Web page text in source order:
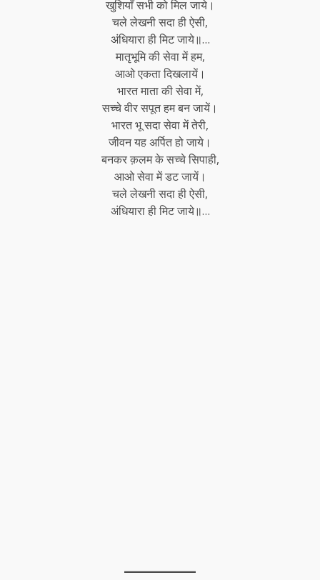
खुशियाँ सभी को मिल जाये।
चले लेखनी सदा ही ऐसी,
अंधियारा ही मिट जाये॥…
मातृभूमि की सेवा में हम,
आओ एकता दिखलायें।
भारत माता की सेवा में,
सच्चे वीर सपूत हम बन जायें।
भारत भू सदा सेवा में तेरी,
जीवन यह अर्पित हो जाये।
बनकर क़लम के सच्चे सिपाही,
आओ सेवा में डट जायें।
चले लेखनी सदा ही ऐसी,
अंधियारा ही मिट जाये॥…